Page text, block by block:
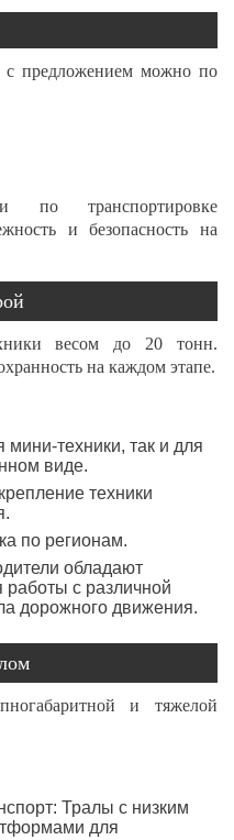
с предложением можно по
по транспортировке
и безопасность на
весом до 20 тонн.
на каждом этапе.
мини-техники, так и для
виде.
техники
по регионам.
обладают
с различной
дорожного движения.
и тяжелой
Тралы с низким
для